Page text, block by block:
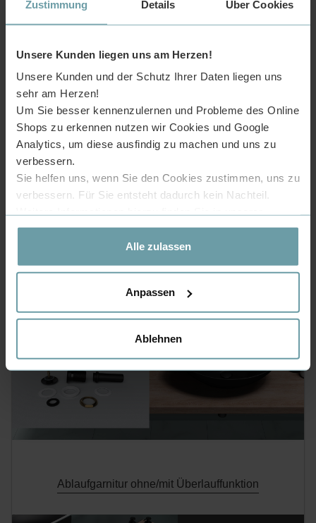
Zustimmung Details Über Cookies
Unsere Kunden liegen uns am Herzen!
Unsere Kunden und der Schutz Ihrer Daten liegen uns
sehr am Herzen!
Um Sie besser kennenzulernen und Probleme des Online
Shops zu erkennen nutzen wir Cookies und Google
Analytics, um diese ausfindig zu machen und uns zu
verbessern.
Sie helfen uns, wenn Sie den Cookies zustimmen, uns zu
verbessern. Für Sie entsteht dadurch kein Nachteil.
Datenschutzerklärung.
Alle zulassen
Anpassen
Ablehnen
Mutter aus Messing
Unterlegscheibe
Siphon-Anschluss
leicht zu zerlegen. Hierdurch ist es leicht zu
reinigen sowie bietet Ihnen eine angenehme Haptik.
Ablaufgarnitur ohne/mit Überlauffunktion